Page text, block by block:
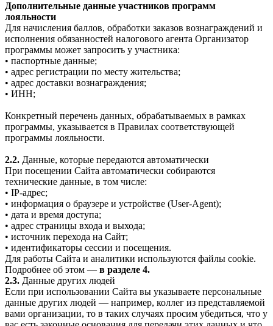
Дополнительные данные участников программ
лояльности
Для начисления баллов, обработки заказов вознаграждений и
исполнения обязанностей налогового агента Организатор
программы может запросить у участника:
• паспортные данные;
• адрес регистрации по месту жительства;
• адрес доставки вознаграждения;
• ИНН;
Конкретный перечень данных, обрабатываемых в рамках
программы, указывается в Правилах соответствующей
программы лояльности.
2.2. Данные, которые передаются автоматически
При посещении Сайта автоматически собираются
технические данные, в том числе:
• IP-адрес;
• информация о браузере и устройстве (User-Agent);
• дата и время доступа;
• адрес страницы входа и выхода;
• источник перехода на Сайт;
• идентификаторы сессии и посещения.
Для работы Сайта и аналитики используются файлы cookie.
Подробнее об этом — в разделе 4.
2.3. Данные других людей
Если при использовании Сайта вы указываете персональные
данные других людей — например, коллег из представляемой
вами организации, то в таких случаях просим убедиться, что у